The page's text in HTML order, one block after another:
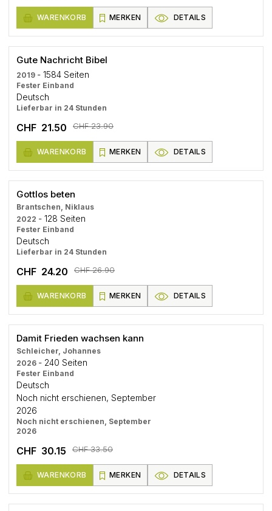
WARENKORB MERKEN DETAILS
Gute Nachricht Bibel
2019 - 1584 Seiten
Fester Einband
Deutsch
Lieferbar in 24 Stunden
CHF 21.50 CHF 23.90
WARENKORB MERKEN DETAILS
Gottlos beten
Brantschen, Niklaus
2022 - 128 Seiten
Fester Einband
Deutsch
Lieferbar in 24 Stunden
CHF 24.20 CHF 26.90
WARENKORB MERKEN DETAILS
Damit Frieden wachsen kann
Schleicher, Johannes
2026 - 240 Seiten
Fester Einband
Deutsch
Noch nicht erschienen, September
2026
Noch nicht erschienen, September
2026
CHF 30.15 CHF 33.50
WARENKORB MERKEN DETAILS